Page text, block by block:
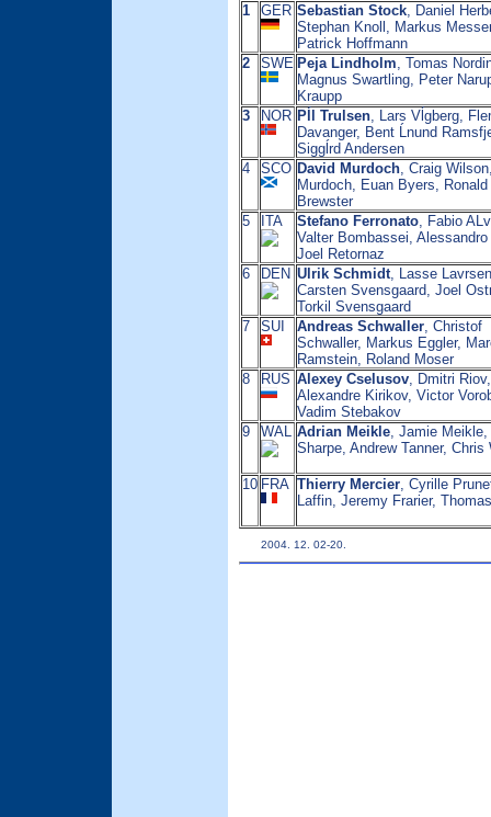
1
GER Sebastian Stock, Daniel
Stephan Knoll, Markus
Patrick Hoffmann
2
SWE Peja Lindholm , Tomas
Magnus Swartling, Peter
Kraupp
3
NOR Pĺl Trulsen, Lars Vĺgberg,
Davanger, Bent Ĺnund
Siggĺrd Andersen
4
SCO David Murdoch, Craig
Murdoch, Euan Byers, Ronald
Brewster
5
ITA Stefano Ferronato, Fabio
Valter Bombassei,
Joel Retornaz
6
DEN Ulrik Schmidt, Lasse
Carsten Svensgaard, Joel
Torkil Svensgaard
7
SUI Andreas Schwaller, Christof
Schwaller, Markus Eggler,
Ramstein, Roland Moser
8
RUS Alexey Cselusov, Dmitri Riov,
Alexandre Kirikov, Victor
Vadim Stebakov
9
WAL Adrian Meikle, Jamie Meikle,
Sharpe, Andrew Tanner, Chris
10 FRA Thierry Mercier, Cyrille
Laffin, Jeremy Frarier,
2004. 12. 02-20.